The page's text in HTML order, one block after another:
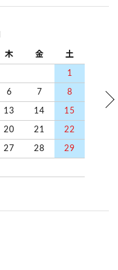
木 金 土
1
6 7 8
13 14 15
20 21 22
27 28 29